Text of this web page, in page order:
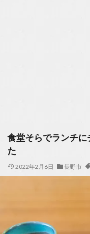
食堂そらでランチ
た
2022年2月6日 長野市